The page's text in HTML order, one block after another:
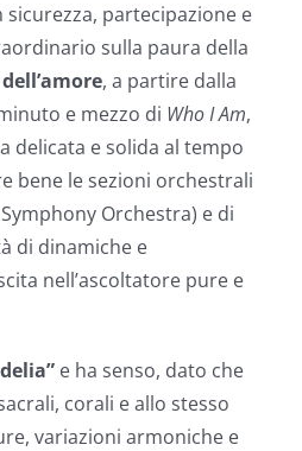
partecipazione e
sulla paura della
, a partire dalla
e mezzo di Who I Am,
delicata e solida al tempo
bene le sezioni orchestrali
Orchestra) e di
di dinamiche e
nell’ascoltatore pure e
e ha senso, dato che
corali e allo stesso
variazioni armoniche e